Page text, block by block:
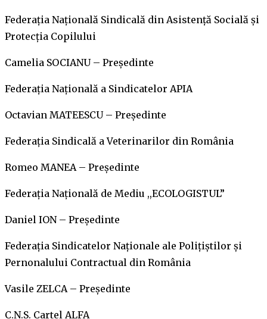
Federaţia Naţională Sindicală din Asistenţă Socială şi
Protecţia Copilului
Camelia SOCIANU – Preşedinte
Federaţia Naţională a Sindicatelor APIA
Octavian MATEESCU – Preşedinte
Federaţia Sindicală a Veterinarilor din România
Romeo MANEA – Preşedinte
Federaţia Naţională de Mediu ,,ECOLOGISTUL”
Daniel ION – Preşedinte
Federaţia Sindicatelor Naţionale ale Poliţiştilor şi
Pernonalului Contractual din România
Vasile ZELCA – Preşedinte
C.N.S. Cartel ALFA